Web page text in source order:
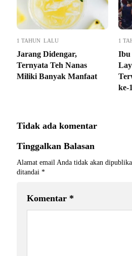
1 TAHUN LALU
Jarang Didengar,
Ternyata Teh Nanas
Miliki Banyak Manfaat
1
Ibu
ke-
Tidak ada komentar
Tinggalkan Balasan
Alamat email Anda tidak akan
ditandai *
Komentar *